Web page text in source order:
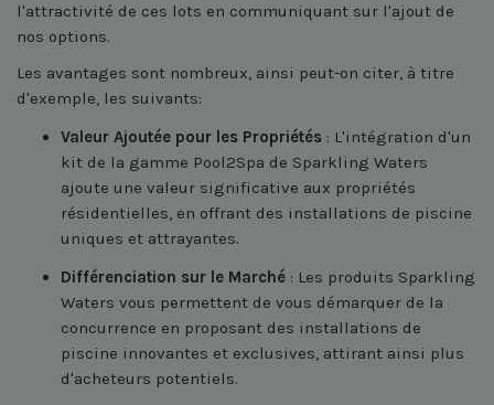
l'attractivité de ces lots en communiquant sur l'ajout de
nos options.
Les avantages sont nombreux, ainsi peut-on citer, à titre
d'exemple, les suivants:
Valeur Ajoutée pour les Propriétés : L'intégration d'un
kit de la gamme Pool2Spa de Sparkling Waters
ajoute une valeur significative aux propriétés
résidentielles, en offrant des installations de piscine
uniques et attrayantes.
Différenciation sur le Marché : Les produits Sparkling
Waters vous permettent de vous démarquer de la
concurrence en proposant des installations de
piscine innovantes et exclusives, attirant ainsi plus
d'acheteurs potentiels.